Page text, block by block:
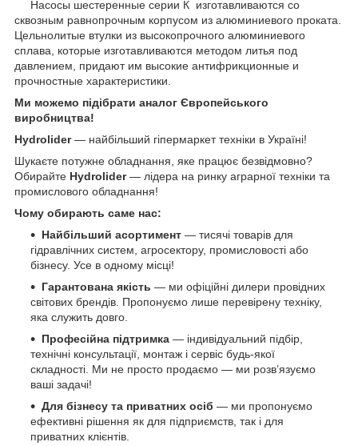
Насосы шестеренные серии К изготавливаются со
сквозным равнопрочным корпусом из алюминиевого проката.
Цельнолитые втулки из высокопрочного алюминиевого
сплава, которые изготавливаются методом литья под
давлением, придают им высокие антифрикционные и
прочностные характеристики.
Ми можемо підібрати аналог Європейського
виробництва!
Hydrolider— найбільший гіпермаркет техніки в Україні!
Шукаєте потужне обладнання, яке працює безвідмовно?
Обирайте Hydrolider— лідера на ринку аграрної техніки та
промислового обладнання!
Чому обирають саме нас:
Найбільший асортимент — тисячі товарів для
гідравлічних систем, агросектору, промисловості або
бізнесу. Усе в одному місці!
Гарантована якість — ми офіційні дилери провідних
світових брендів. Пропонуємо лише перевірену техніку,
яка служить довго.
Професійна підтримка — індивідуальний підбір,
технічні консультації, монтаж і сервіс будь-якої
складності. Ми не просто продаємо — ми розв’язуємо
ваші задачі!
Для бізнесу та приватних осіб — ми пропонуємо
ефективні рішення як для підприємств, так і для
приватних клієнтів.